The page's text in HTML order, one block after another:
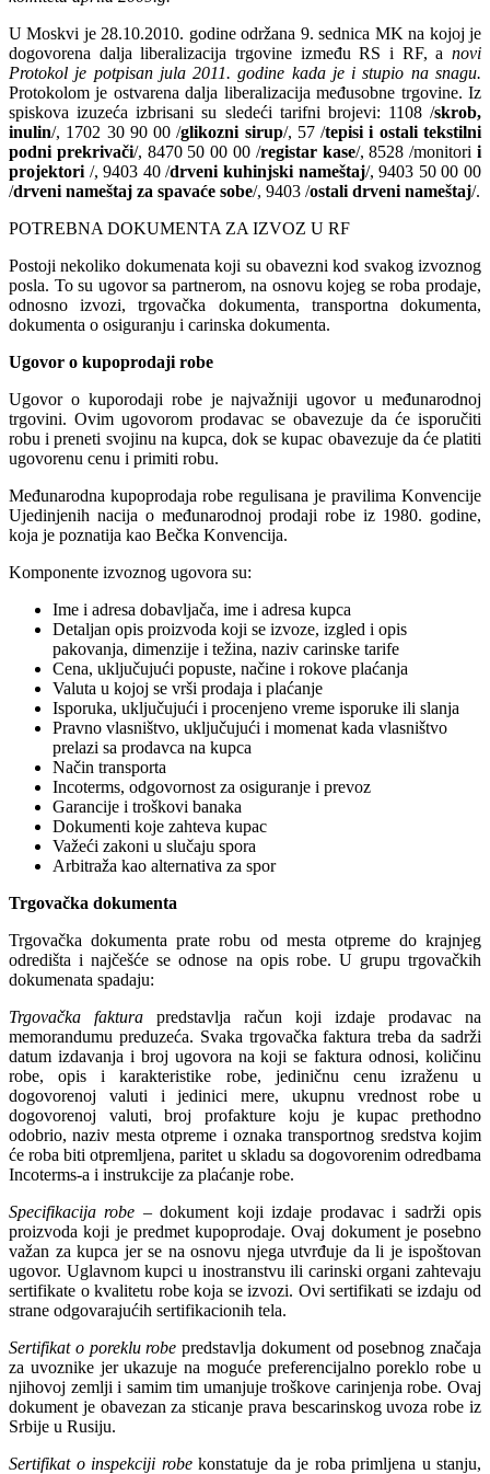
U Moskvi je 28.10.2010. godine održana 9. sednica MK na kojoj je
dogovorena dalja liberalizacija trgovine između RS i RF, a novi
Protokol je potpisan jula 2011. godine kada je i stupio na snagu.
Protokolom je ostvarena dalja liberalizacija međusobne trgovine. Iz
spiskova izuzeća izbrisani su sledeći tarifni brojevi: 1108 /skrob,
inulin/, 1702 30 90 00 /glikozni sirup/, 57 /tepisi i ostali tekstilni
podni prekrivači/, 8470 50 00 00 /registar kase/, 8528 /monitorii
projektori /, 9403 40 /drveni kuhinjski nameštaj/, 9403 50 00 00
/drveni nameštaj za spavaće sobe/, 9403 /ostali drveni nameštaj/.
POTREBNA DOKUMENTA ZA IZVOZ U RF
Postoji nekoliko dokumenata koji su obavezni kod svakog izvoznog
posla. To su ugovor sa partnerom, na osnovu kojeg se roba prodaje,
odnosno izvozi, trgovačka dokumenta, transportna dokumenta,
dokumenta o osiguranju i carinska dokumenta.
Ugovor o kupoprodaji robe
Ugovor o kuporodaji robe je najvažniji ugovor u međunarodnoj
trgovini. Ovim ugovorom prodavac se obavezuje da će isporučiti
robu i preneti svojinu na kupca, dok se kupac obavezuje da će platiti
ugovorenu cenu i primiti robu.
Međunarodna kupoprodaja robe regulisana je pravilima Konvencije
Ujedinjenih nacija o međunarodnoj prodaji robe iz 1980. godine,
koja je poznatija kao Bečka Konvencija.
Komponente izvoznog ugovora su:
Ime i adresa dobavljača, ime i adresa kupca
Detaljan opis proizvoda koji se izvoze, izgled i opis
pakovanja, dimenzije i težina, naziv carinske tarife
Cena, uključujući popuste, načine i rokove plaćanja
Valuta u kojoj se vrši prodaja i plaćanje
Isporuka, uključujući i procenjeno vreme isporuke ili slanja
Pravno vlasništvo, uključujući i momenat kada vlasništvo
prelazi sa prodavca na kupca
Način transporta
Incoterms, odgovornost za osiguranje i prevoz
Garancije i troškovi banaka
Dokumenti koje zahteva kupac
Važeći zakoni u slučaju spora
Arbitraža kao alternativa za spor
Trgovačka dokumenta
Trgovačka dokumenta prate robu od mesta otpreme do krajnjeg
odredišta i najčešće se odnose na opis robe. U grupu trgovačkih
dokumenata spadaju:
Trgovačka faktura predstavlja račun koji izdaje prodavac na
memorandumu preduzeća. Svaka trgovačka faktura treba da sadrži
datum izdavanja i broj ugovora na koji se faktura odnosi, količinu
robe, opis i karakteristike robe, jediničnu cenu izraženu u
dogovorenoj valuti i jedinici mere, ukupnu vrednost robe u
dogovorenoj valuti, broj profakture koju je kupac prethodno
odobrio, naziv mesta otpreme i oznaka transportnog sredstva kojim
će roba biti otpremljena, paritet u skladu sa dogovorenim odredbama
Incoterms-a i instrukcije za plaćanje robe.
Specifikacija robe – dokument koji izdaje prodavac i sadrži opis
proizvoda koji je predmet kupoprodaje. Ovaj dokument je posebno
važan za kupca jer se na osnovu njega utvrđuje da li je ispoštovan
ugovor. Uglavnom kupci u inostranstvu ili carinski organi zahtevaju
sertifikate o kvalitetu robe koja se izvozi. Ovi sertifikati se izdaju od
strane odgovarajućih sertifikacionih tela.
Sertifikat o poreklu robe predstavlja dokument od posebnog značaja
za uvoznike jer ukazuje na moguće preferencijalno poreklo robe u
njihovoj zemlji i samim tim umanjuje troškove carinjenja robe. Ovaj
dokument je obavezan za sticanje prava bescarinskog uvoza robe iz
Srbije u Rusiju.
Sertifikat o inspekciji robekonstatuje da je roba primljena u stanju,